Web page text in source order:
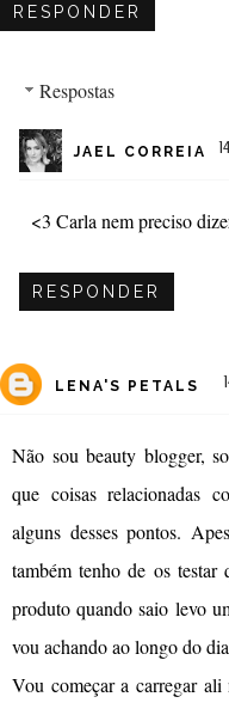
RESPONDER
Respostas
JAEL CORREIA
<3 Carla nem preciso
RESPONDER
LENA'S PETALS
Não sou beauty blogger,
que coisas relacionadas
alguns desses pontos.
também tenho de os
produto quando saio levo
vou achando ao longo do
Vou começar a carregar